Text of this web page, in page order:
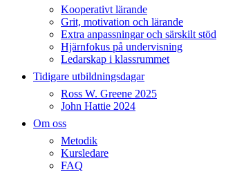
Kooperativt lärande
Grit, motivation och lärande
Extra anpassningar och särskilt stöd
Hjärnfokus på undervisning
Ledarskap i klassrummet
Tidigare utbildningsdagar
Ross W. Greene 2025
John Hattie 2024
Om oss
Metodik
Kursledare
FAQ